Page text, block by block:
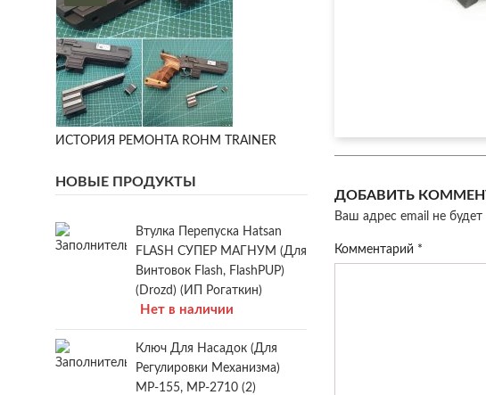
ДОБАВИТЬ
Ваш адрес email не будет
Комментарий *
ИСТОРИЯ РЕМОНТА ROHM TRAINER
НОВЫЕ ПРОДУКТЫ
Втулка Перепуска Hatsan
FLASH СУПЕР МАГНУМ (для
Винтовок Flash, FlashPUP)
(Drozd) (ИП Рогаткин)
Нет в наличии
Ключ Для Насадок (для
Регулировки Механизма)
МР-155, МР-2710 (2)